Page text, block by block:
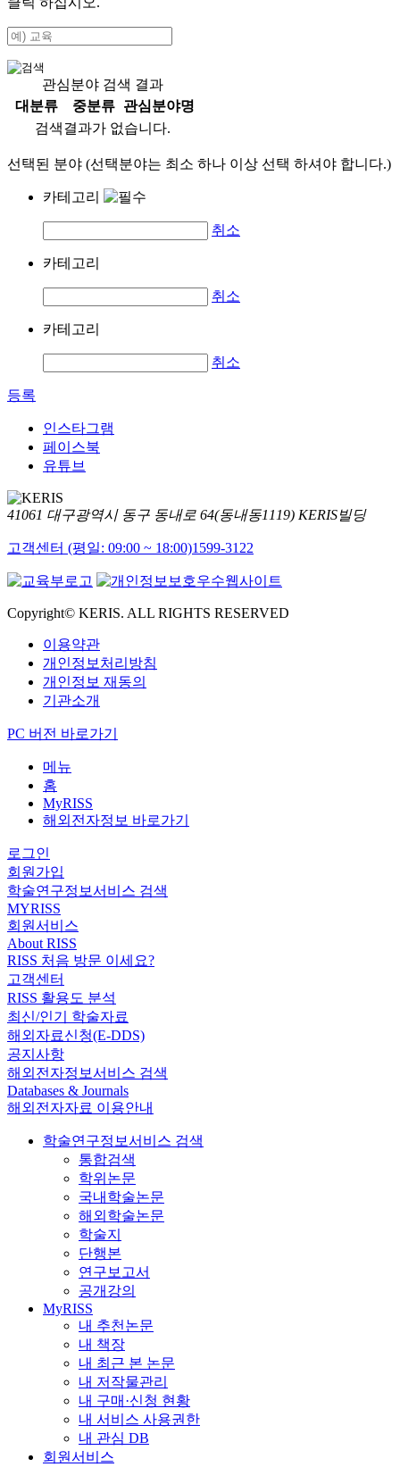
관심분야 검색 결과
대분류
중분류
관심분야명
검색결과가 없습니다.
선택된 분야 (선택분야는 최소 하나 이상 선택 하셔야 합니다.)
카테고리
취소
카테고리
취소
카테고리
취소
등록
인스타그램
페이스북
유튜브
41061 대구광역시 동구 동내로 64(동내동1119) KERIS빌딩
고객센터 (평일: 09:00 ~ 18:00)1599-3122
Copyright© KERIS. ALL RIGHTS RESERVED
이용약관
개인정보처리방침
개인정보 재동의
기관소개
PC 버전 바로가기
메뉴
홈
MyRISS
해외전자정보 바로가기
로그인
회원가입
학술연구정보서비스 검색
MYRISS
회원서비스
About RISS
RISS 처음 방문 이세요?
고객센터
RISS 활용도 분석
최신/인기 학술자료
해외자료신청(E-DDS)
공지사항
해외전자정보서비스 검색
Databases & Journals
해외전자자료 이용안내
학술연구정보서비스 검색
통합검색
학위논문
국내학술논문
해외학술논문
학술지
단행본
연구보고서
공개강의
MyRISS
내 추천논문
내 책장
내 최근 본 논문
내 저작물관리
내 구매·신청 현황
내 서비스 사용권한
내 관심 DB
회원서비스